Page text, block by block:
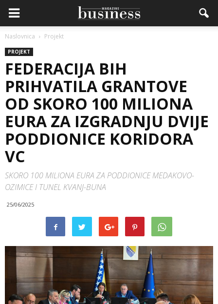
Naslovnica Projekt
PROJEKT
FEDERACIJA BIH
PRIHVATILA GRANTOVE
OD SKORO 100 MILIONA
EURA ZA IZGRADNJU DVIJE
PODDIONICE KORIDORA
VC
SKORO 100 MILIONA EURA ZA PODDIONICE MEDAKOVO-
OZIMICE I TUNEL KVANJ-BUNA
25/06/2025